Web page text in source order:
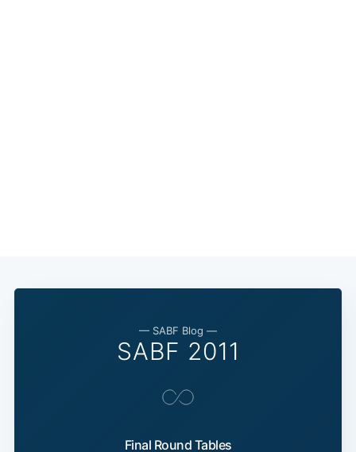
— SABF Blog —
SABF 2011
Final Round Tables